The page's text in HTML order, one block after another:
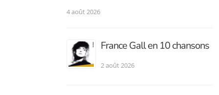
4 août 2026
France Gall en 10 chansons
2 août 2026